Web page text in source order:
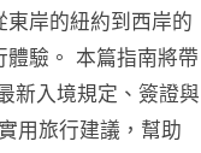
岸的紐約到西岸的
體驗。 本篇指南將帶
新入境規定、簽證與
用旅行建議，幫助